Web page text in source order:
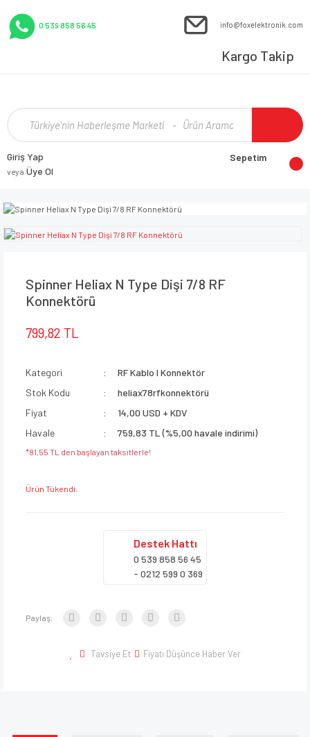
0 539 858 56 45 info@foxelektronik.com
Kargo Takip
Giriş Yap
veya Üye Ol
Sepetim
Spinner Heliax N Type Dişi 7/8 RF
Konnektörü
799,82 TL
Kategori
RF Kablo I Konnektör
Stok Kodu
heliax78rfkonnektörü
Fiyat
14,00 USD + KDV
Havale
759,83 TL (%5,00 havale indirimi)
*81,55 TL den başlayan taksitlerle!
Ürün Tükendi.
Destek Hattı
0 539 858 56 45
- 0212 599 0 369
Paylaş:
Tavsiye Et Fiyatı Düşünce Haber Ver